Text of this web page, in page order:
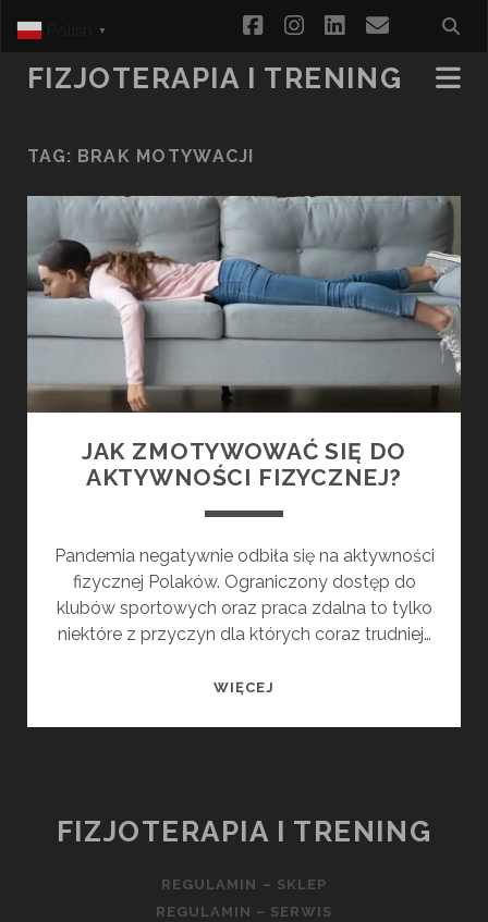
facebookinstagram
linkedinemail
FIZJOTERAPIA I TRENING
TAG: BRAK MOTYWACJI
JAK ZMOTYWOWAĆ SIĘ DO
AKTYWNOŚCI FIZYCZNEJ?
Pandemia negatywnie odbiła się na aktywności
fizycznej Polaków. Ograniczony dostęp do
klubów sportowych oraz praca zdalna to tylko
niektóre z przyczyn dla których coraz trudniej…
WIĘCEJ
FIZJOTERAPIA I TRENING
REGULAMIN – SKLEP
REGULAMIN – SERWIS
▼